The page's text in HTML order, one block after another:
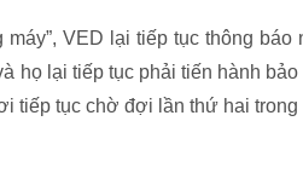
máy”, VED lại tiếp tục thông
họ lại tiếp tục phải tiến hành bảo
tiếp tục chờ đợi lần thứ hai